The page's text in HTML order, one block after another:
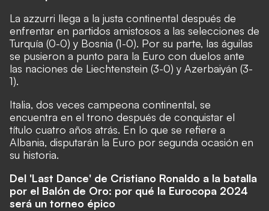
La azzurri llega a la justa continental después de
enfrentar en partidos amistosos a las selecciones de
Turquía (0-0) y Bosnia (1-0). Por su parte, las águilas
se pusieron a punto para la Euro con duelos ante
las naciones de Liechtenstein (3-0) y Azerbaiyán (3-
1).
Italia, dos veces campeona continental, se
encuentra en el trono después de conquistar el
título cuatro años atrás. En lo que se refiere a
Albania, disputarán la Euro por segunda ocasión en
su historia.
Del 'Last Dance' de Cristiano Ronaldo a la batalla
por el Balón de Oro: por qué la Eurocopa 2024
será un torneo épico